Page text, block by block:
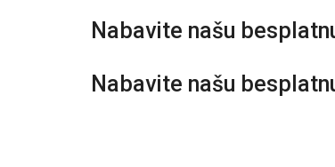
Nabavite našu
Nabavite našu